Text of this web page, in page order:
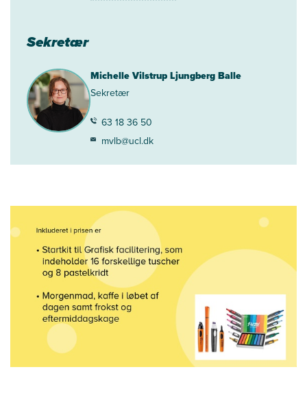
Sekretær
Michelle Vilstrup Ljungberg Balle
Sekretær
63 18 36 50
mvlb@ucl.dk